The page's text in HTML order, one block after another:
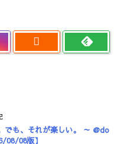

でも、それが楽しい。 ～ @do
08/08版】